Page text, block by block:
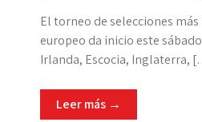
El torneo de selecciones
europeo da inicio este
Irlanda, Escocia, Inglaterra,
Leer más →